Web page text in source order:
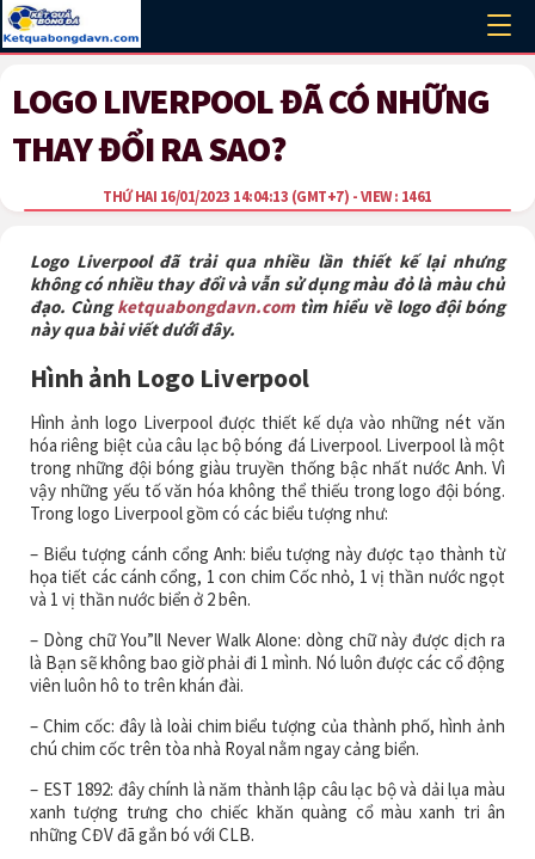
LOGO LIVERPOOL ĐÃ CÓ NHỮNG
THAY ĐỔI RA SAO?
THỨ HAI 16/01/2023 14:04:13 (GMT+7) - VIEW : 1461
Logo Liverpool đã trải qua nhiều lần thiết kế lại nhưng
không có nhiều thay đổi và vẫn sử dụng màu đỏ là màu chủ
đạo. Cùngketquabongdavn.comtìm hiểu về logo đội bóng
này qua bài viết dưới đây.
Hình ảnh Logo Liverpool
Hình ảnh logo Liverpool được thiết kế dựa vào những nét văn
hóa riêng biệt của câu lạc bộ bóng đá Liverpool. Liverpool là một
trong những đội bóng giàu truyền thống bậc nhất nước Anh. Vì
vậy những yếu tố văn hóa không thể thiếu trong logo đội bóng.
Trong logo Liverpool gồm có các biểu tượng như:
– Biểu tượng cánh cổng Anh: biểu tượng này được tạo thành từ
họa tiết các cánh cổng, 1 con chim Cốc nhỏ, 1 vị thần nước ngọt
và 1 vị thần nước biển ở 2 bên.
– Dòng chữ You”ll Never Walk Alone: dòng chữ này được dịch ra
là Bạn sẽ không bao giờ phải đi 1 mình. Nó luôn được các cổ động
viên luôn hô to trên khán đài.
– Chim cốc: đây là loài chim biểu tượng của thành phố, hình ảnh
chú chim cốc trên tòa nhà Royal nằm ngay cảng biển.
– EST 1892: đây chính là năm thành lập câu lạc bộ và dải lụa màu
xanh tượng trưng cho chiếc khăn quàng cổ màu xanh tri ân
những CĐV đã gắn bó với CLB.